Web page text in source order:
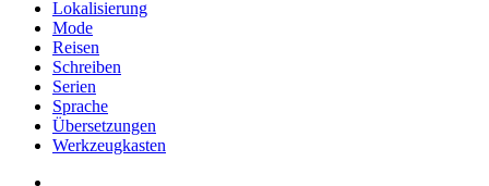
Lokalisierung
Mode
Reisen
Schreiben
Serien
Sprache
Übersetzungen
Werkzeugkasten